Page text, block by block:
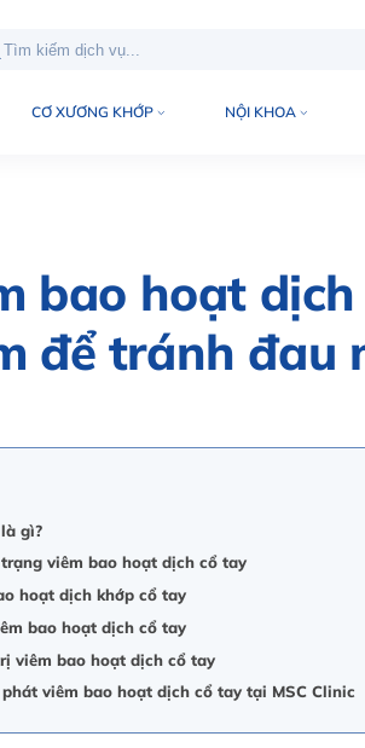
CƠ XƯƠNG KHỚP NỘI KHOA
bao hoạt
để tránh đau
gì?
viêm bao hoạt dịch cổ tay
hoạt dịch khớp cổ tay
bao hoạt dịch cổ tay
viêm bao hoạt dịch cổ tay
viêm bao hoạt dịch cổ tay tại MSC Clinic